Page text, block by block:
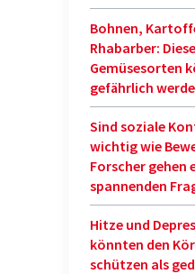
Bohnen,
Rhabarber: Diese
Gemüsesorten
gefährlich
Sind soziale
wichtig wie
Forscher gehen
spannenden
Hitze und
könnten den
schützen als